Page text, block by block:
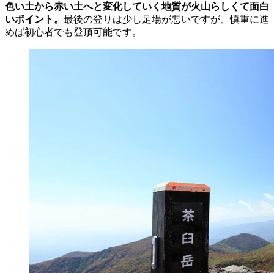
色い土から赤い土へと変化していく地質が火山らしくて面白
いポイント。 最後の登りは少し足場が悪いですが、慎重に進
めば初心者でも登頂可能です。